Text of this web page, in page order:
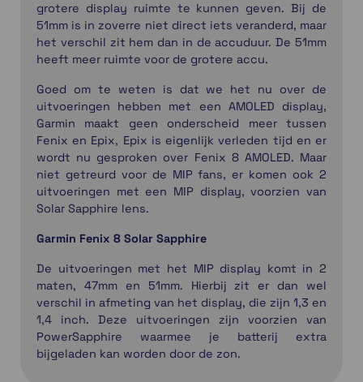
grotere display ruimte te kunnen geven. Bij de
51mm is in zoverre niet direct iets veranderd, maar
het verschil zit hem dan in de accuduur. De 51mm
heeft meer ruimte voor de grotere accu.
Goed om te weten is dat we het nu over de
uitvoeringen hebben met een AMOLED display,
Garmin maakt geen onderscheid meer tussen
Fenix en Epix, Epix is eigenlijk verleden tijd en er
wordt nu gesproken over Fenix 8 AMOLED. Maar
niet getreurd voor de MIP fans, er komen ook 2
uitvoeringen met een MIP display, voorzien van
Solar Sapphire lens.
Garmin Fenix 8 Solar Sapphire
De uitvoeringen met het MIP display komt in 2
maten, 47mm en 51mm. Hierbij zit er dan wel
verschil in afmeting van het display, die zijn 1,3 en
1,4 inch. Deze uitvoeringen zijn voorzien van
PowerSapphire waarmee je batterij extra
bijgeladen kan worden door de zon.